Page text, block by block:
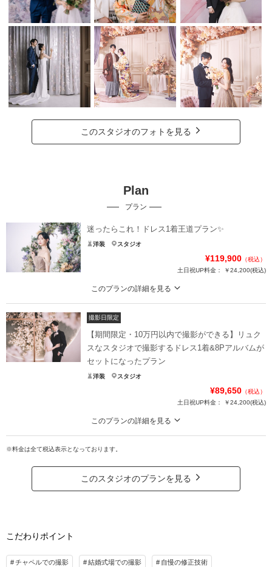
このスタジオのフォトを見る
Plan
プラン
迷ったらこれ！ドレス1着王道プラン✨
洋装 スタジオ
¥119,900 （税込）
土日祝UP料金：
￥24,200(税込)
このプランの詳細を見る
王道なウェディングフォトを叶えるプラン。
成約から1カ月以内の撮影を実施される方が対象となります
その他条件はHPの「キャンペーン」情報をご確認ください♪
プラン詳細
新婦衣装1着
小物一式
台紙付写真
会食
色や質感の調整から、素材・デザイン・製本にまで 徹底的にこだわったデザインア
ルバムが含まれています。また、WD撮影後にはルミナスのセットで私服記念撮影が
来店・オンライン
撮影日限定
【期間限定・10万円以内で撮影ができる】リュク
スなスタジオで撮影するドレス1着&8Pアルバムが
セットになったプラン
洋装 スタジオ
¥89,650 （税込）
土日祝UP料金：
￥24,200(税込)
このプランの詳細を見る
ルミナスのスタンダードなプランがさらにお得に！ドレス・レタッチ・ヘアメ
イク・アルバムはプランに含まれています。
上質かつ、最新のドレスをご提供できるように、
こだわりのラインナップをご用意。
撮影料
着付け ヘアメイク
※料金は全て税込表示となっております。
このスタジオのプランを見る
こだわりポイント
チャペルでの撮影 結婚式場での撮影 自慢の修正技術